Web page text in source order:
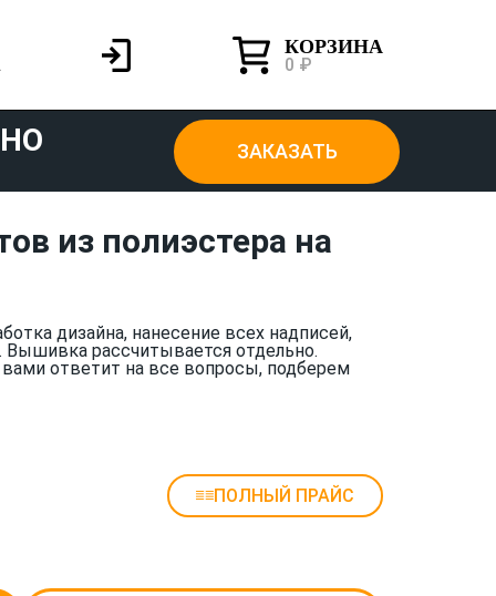
КОРЗИНА
0 ₽
ЗАКАЗАТЬ
из полиэстера на
дизайна, нанесение всех надписей,
рассчитывается отдельно.
ответит на все вопросы, подберем
ПОЛНЫЙ ПРАЙС